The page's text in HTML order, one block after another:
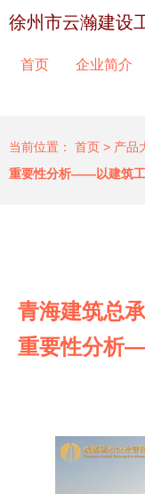
徐州市云瀚建设
首页 企业简介
当前位置： 首页 > 产品
重要性分析——以建筑
青海建筑总
重要性分析